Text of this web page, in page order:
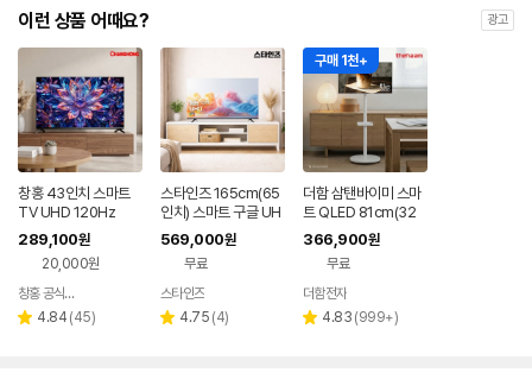
이런 상품 어때요? 광고
창홍 43인치 스마트
TV UHD 120Hz
289,100원
20,000원
페이
창홍 공식스토어
별 4.84 리
(45)
스타인즈 165cm(65
인치) 스마트 구글 UH
D TV KKZ6500SU
H 중소기업 1등급
569,000원
무료
페이
스타인즈
별 4.75 리
(4)
구매 1천+
더함 삼탠바이미 스마
트 QLED 81cm(32
인치), 라이트, 이동식
스탠드
366,900원
무료
더함전자
별 4.83 리
(999+)